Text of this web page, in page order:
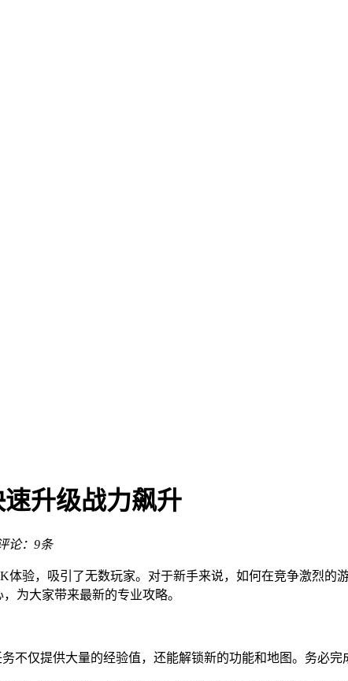
升级战力飙升
论：9条
体验，吸引了无数玩家。对于新手来说，如何在竞争激烈的
为大家带来最新的专业攻略。
不仅提供大量的经验值，还能解锁新的功能和地图。务必完